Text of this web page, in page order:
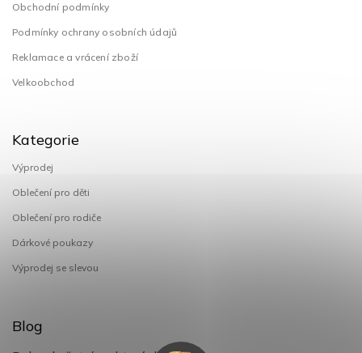
Obchodní podmínky
Podmínky ochrany osobních údajů
Reklamace a vrácení zboží
Velkoobchod
Kategorie
Výprodej
Oblečení pro děti
Oblečení pro rodiče
Dárkové poukazy
Výprodej se slevou
Blog